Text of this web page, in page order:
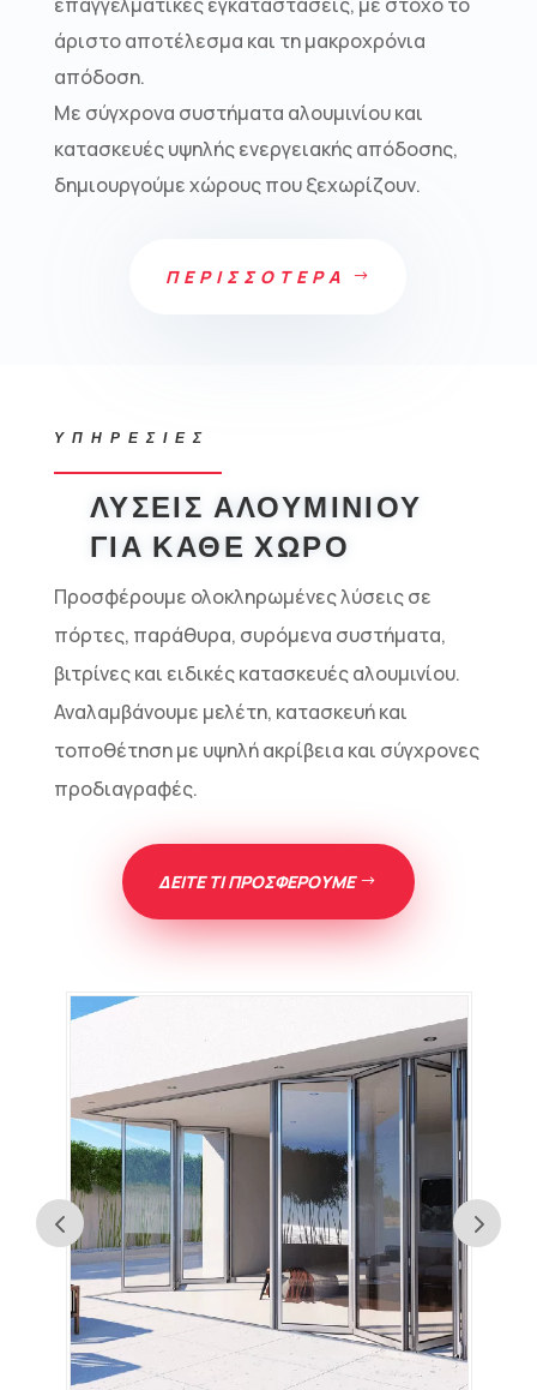
άριστο αποτέλεσμα και τη μακροχρόνια
απόδοση.
Με σύγχρονα συστήματα αλουμινίου και
κατασκευές υψηλής ενεργειακής απόδοσης,
δημιουργούμε χώρους που ξεχωρίζουν.
ΠΕΡΙΣΣΟΤΕΡΑ
ΥΠΗΡΕΣΙΕΣ
ΛΥΣΕΙΣ ΑΛΟΥΜΙΝΙΟΥ
ΓΙΑ ΚΑΘΕ ΧΩΡΟ
Προσφέρουμε ολοκληρωμένες λύσεις σε
πόρτες, παράθυρα, συρόμενα συστήματα,
βιτρίνες και ειδικές κατασκευές αλουμινίου.
Αναλαμβάνουμε μελέτη, κατασκευή και
τοποθέτηση με υψηλή ακρίβεια και σύγχρονες
προδιαγραφές.
ΔΕΙΤΕ ΤΙ ΠΡΟΣΦΕΡΟΥΜΕ